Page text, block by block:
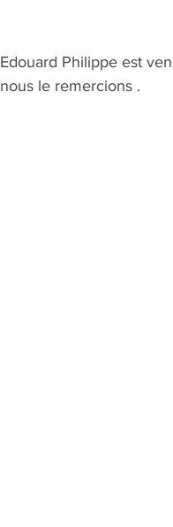
Edouard Philippe est
nous le remercions .